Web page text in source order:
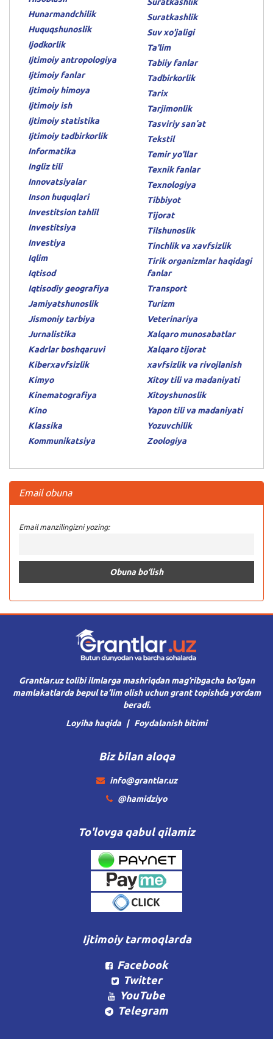
Hunarmandchilik
Huquqshunoslik
Ijodkorlik
Ijtimoiy antropologiya
Ijtimoiy fanlar
Ijtimoiy himoya
Ijtimoiy ish
Ijtimoiy statistika
Ijtimoiy tadbirkorlik
Informatika
Ingliz tili
Innovatsiyalar
Inson huquqlari
Investitsion tahlil
Investitsiya
Investiya
Iqlim
Iqtisod
Iqtisodiy geografiya
Jamiyatshunoslik
Jismoniy tarbiya
Jurnalistika
Kadrlar boshqaruvi
Kiberxavfsizlik
Kimyo
Kinematografiya
Kino
Klassika
Kommunikatsiya
Suratkashlik
Suratkashlik
Suv xo'jaligi
Ta'lim
Tabiiy fanlar
Tadbirkorlik
Tarix
Tarjimonlik
Tasviriy sanʼat
Tekstil
Temir yo'llar
Texnik fanlar
Texnologiya
Tibbiyot
Tijorat
Tilshunoslik
Tinchlik va xavfsizlik
Tirik organizmlar haqidagi
fanlar
Transport
Turizm
Veterinariya
Xalqaro munosabatlar
Xalqaro tijorat
xavfsizlik va rivojlanish
Xitoy tili va madaniyati
Xitoyshunoslik
Yapon tili va madaniyati
Yozuvchilik
Zoologiya
Email obuna
Email manzilingizni yozing:
Grantlar.uz tolibi ilmlarga mashriqdan mag’ribgacha bo’lgan
mamlakatlarda bepul ta’lim olish uchun grant topishda yordam
beradi.
Loyiha haqida
Foydalanish bitimi
Biz bilan aloqa
info@grantlar.uz
@hamidziyo
To'lovga qabul qilamiz
Ijtimoiy tarmoqlarda
Facebook
Twitter
YouTube
Telegram